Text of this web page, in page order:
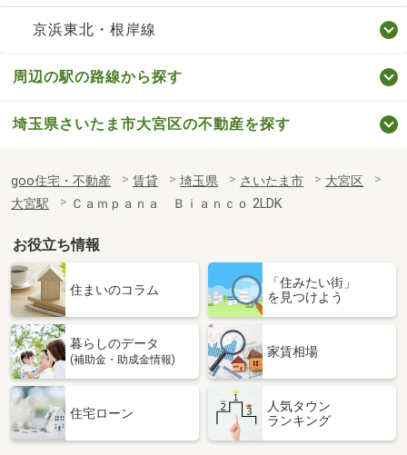
京浜東北・根岸線
周辺の駅の路線から探す
埼玉県さいたま市大宮区の不動産を探す
goo住宅・不動産 賃貸 埼玉県 さいたま市
大宮区
大宮駅
Ｃａｍｐａｎａ Ｂｉａｎｃｏ 2LDK
お役立ち情報
住まいのコラム
「住みたい街」
を見つけよう
暮らしのデータ
(補助金・助成金情報)
家賃相場
住宅ローン
人気タウン
ランキング